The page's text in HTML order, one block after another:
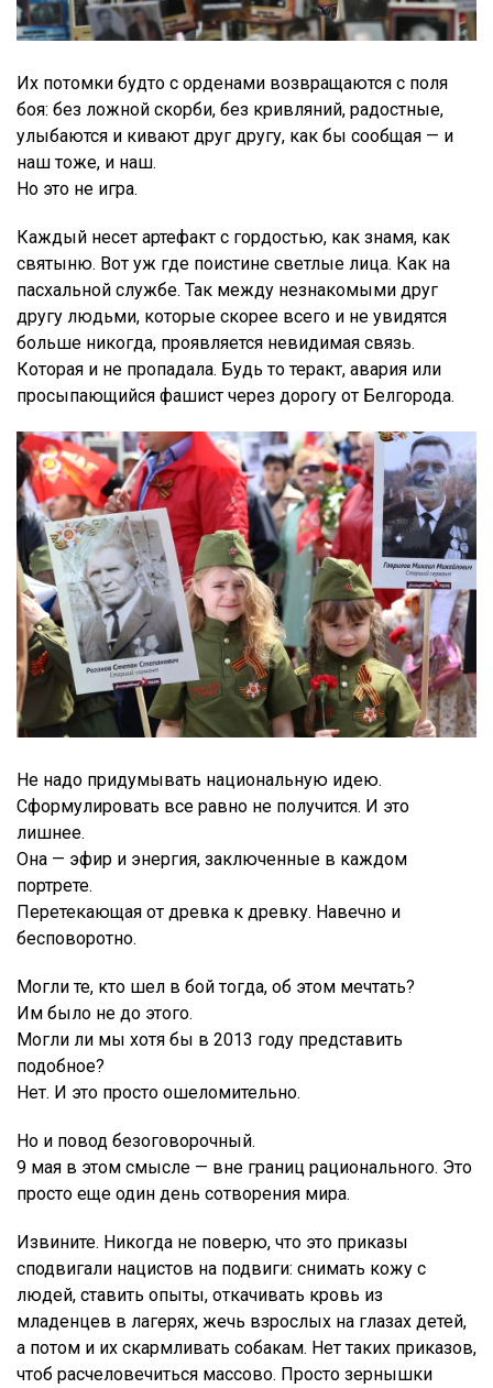
Их потомки будто с орденами возвращаются с поля
боя: без ложной скорби, без кривляний, радостные,
улыбаются и кивают друг другу, как бы сообщая — и
наш тоже, и наш.
Но это не игра.
Каждый несет артефакт с гордостью, как знамя, как
святыню. Вот уж где поистине светлые лица. Как на
пасхальной службе. Так между незнакомыми друг
другу людьми, которые скорее всего и не увидятся
больше никогда, проявляется невидимая связь.
Которая и не пропадала. Будь то теракт, авария или
просыпающийся фашист через дорогу от Белгорода.
Не надо придумывать национальную идею.
Сформулировать все равно не получится. И это
лишнее.
Она — эфир и энергия, заключенные в каждом
портрете.
Перетекающая от древка к древку. Навечно и
бесповоротно.
Могли те, кто шел в бой тогда, об этом мечтать?
Им было не до этого.
Могли ли мы хотя бы в 2013 году представить
подобное?
Нет. И это просто ошеломительно.
Но и повод безоговорочный.
9 мая в этом смысле — вне границ рационального. Это
просто еще один день сотворения мира.
Извините. Никогда не поверю, что это приказы
сподвигали нацистов на подвиги: снимать кожу с
людей, ставить опыты, откачивать кровь из
младенцев в лагерях, жечь взрослых на глазах детей,
а потом и их скармливать собакам. Нет таких приказов,
чтоб расчеловечиться массово. Просто зернышки